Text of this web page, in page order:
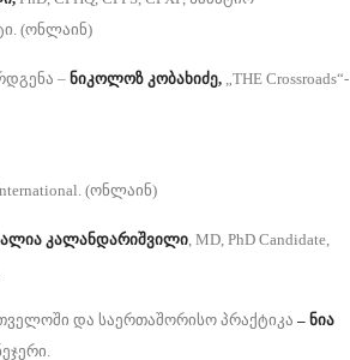
(ონლაინ)
– ნიკოლოზ კობახიძე, „THE Crossroads“-
(ონლაინ)
კალანდარიშვილი, MD, PhD Candidate,
და საერთაშორისო პრაქტიკა – ნია